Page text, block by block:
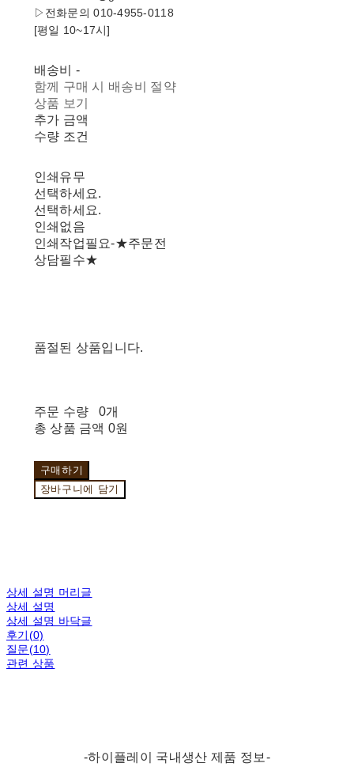
▷전화문의 010-4955-0118
[평일 10~17시]
배송비 -
함께 구매 시 배송비 절약
상품 보기
추가 금액
수량 조건
인쇄유무
선택하세요.
선택하세요.
인쇄없음
인쇄작업필요-★주문전
상담필수★
품절된 상품입니다.
주문 수량
0개
총 상품 금액 0원
구매하기
장바구니에 담기
상세 설명 머리글
상세 설명
상세 설명 바닥글
후기(0)
질문(10)
관련 상품
-하이플레이 국내생산 제품 정보-